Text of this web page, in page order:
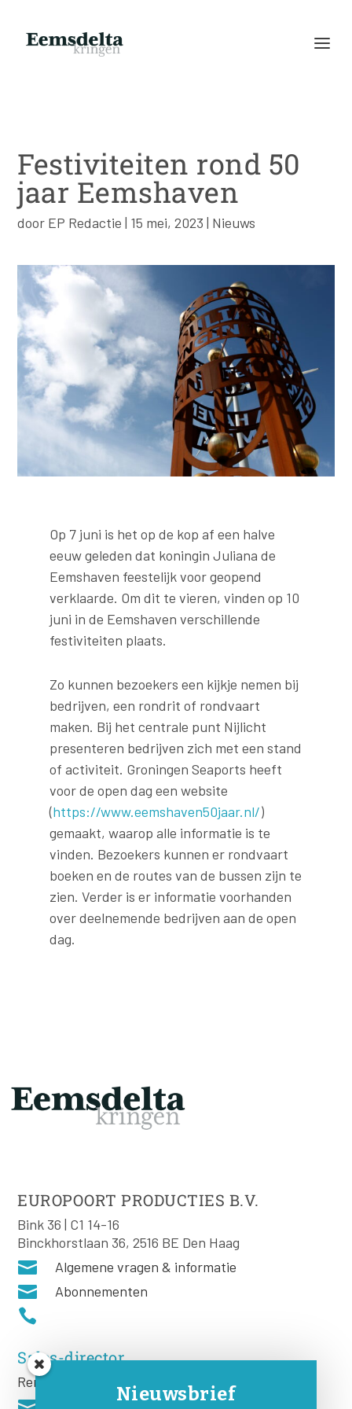
Festiviteiten rond 50
jaar Eemshaven
door EP Redactie | 15 mei, 2023 | Nieuws
Op 7 juni is het op de kop af een halve
eeuw geleden dat koningin Juliana de
Eemshaven feestelijk voor geopend
verklaarde. Om dit te vieren, vinden op 10
juni in de Eemshaven verschillende
festiviteiten plaats.
Zo kunnen bezoekers een kijkje nemen bij
bedrijven, een rondrit of rondvaart
maken. Bij het centrale punt Nijlicht
presenteren bedrijven zich met een stand
of activiteit. Groningen Seaports heeft
voor de open dag een website
(https://www.eemshaven50jaar.nl/)
gemaakt, waarop alle informatie is te
vinden. Bezoekers kunnen er rondvaart
boeken en de routes van de bussen zijn te
zien. Verder is er informatie voorhanden
over deelnemende bedrijven aan de open
dag.
EUROPOORT PRODUCTIES B.V.
Bink 36 | C1 14-16
Binckhorstlaan 36, 2516 BE Den Haag
 Algemene vragen & informatie
 Abonnementen

Sales-director
Remco Rooij
Nieuwsbrief